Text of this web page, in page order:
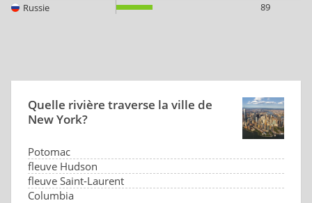
Russie
89
Quelle rivière traverse la ville de
New York?
Potomac
fleuve Hudson
fleuve Saint-Laurent
Columbia